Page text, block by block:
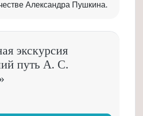
Александра Пушкина.
экскурсия
путь А. С.